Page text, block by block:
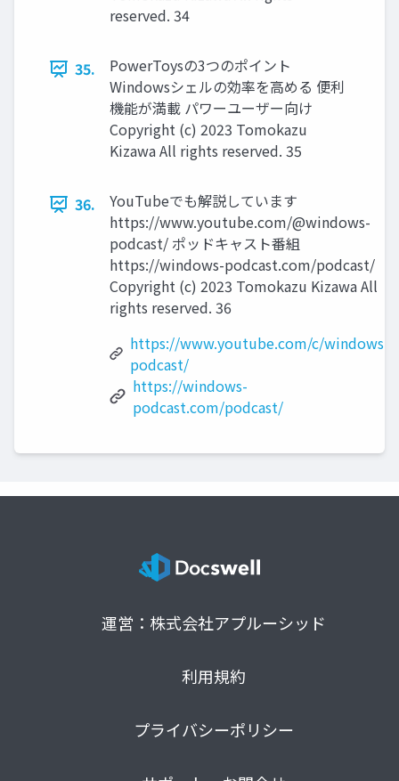
reserved. 34
35.
PowerToysの3つのポイント
Windowsシェルの効率を高める 便利
機能が満載 パワーユーザー向け
Copyright (c) 2023 Tomokazu
Kizawa All rights reserved. 35
36.
YouTubeでも解説しています
https://www.youtube.com/@windows-
podcast/ ポッドキャスト番組
https://windows-podcast.com/podcast/
Copyright (c) 2023 Tomokazu Kizawa All
rights reserved. 36
https://www.youtube.com/c/windows-
podcast/
https://windows-
podcast.com/podcast/
運営：株式会社アプルーシッド
利用規約
プライバシーポリシー